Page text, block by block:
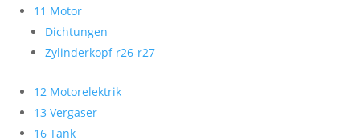
11 Motor
Dichtungen
Zylinderkopf r26-r27
12 Motorelektrik
13 Vergaser
16 Tank